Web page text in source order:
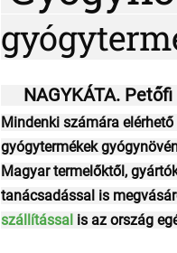
NAGYKÁTA.
Mindenki számára
gyógytermékek
Magyar termelőktől,
tanácsadással is
szállítással is az ország